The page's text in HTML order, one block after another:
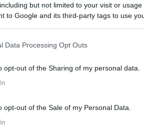
but not limited to your visit or
to Google and its third-party tags to use
Data Processing Opt Outs
opt-out of the Sharing of my personal data.
opt-out of the Sale of my Personal Data.
davanti e a volte anche due?
asse; cosa è che non ho capito?
una catena davanti e a volte anche due? le